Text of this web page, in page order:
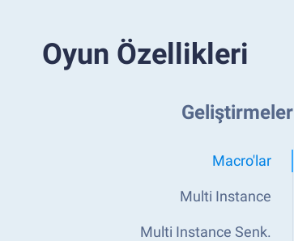
Oyun Özellikleri
Geliştirmeler
Macro'lar
Multi Instance
Multi Instance Senk.